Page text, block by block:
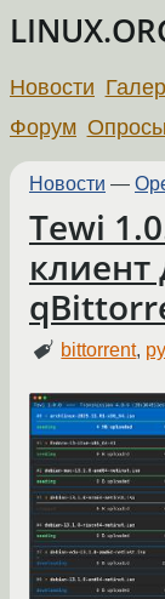
Новости
Форум Опросы
Новости —
Tewi
клиент
bittorrent,